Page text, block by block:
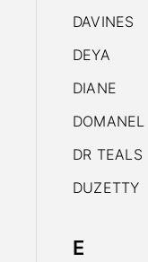
DAVINES
DEYA
DIANE
DOMANEL
DR TEALS
DUZETTY
E